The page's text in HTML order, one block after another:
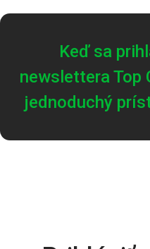
Keď sa
newslettera Top
jednoduchý